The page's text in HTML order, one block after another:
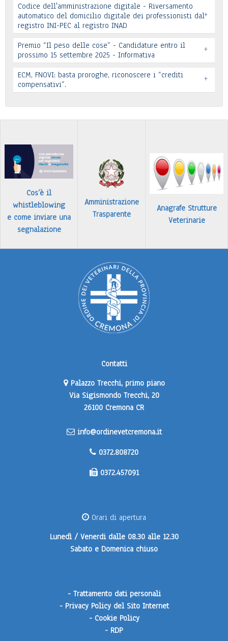
Leggi tutto
Codice dell'amministrazione digitale - Riversamento
automatico del domicilio digitale dei professionisti dal
registro INI-PEC al registro INAD
+
Leggi tutto
Premio “Il peso delle cose” - Candidature entro il
prossimo 15 settembre 2025 - Informativa
+
Premio “Il peso delle cose” - Candidature
ECM, FNOVI: basta proroghe, riconoscere i “crediti
compensativi”.
+
Cos’è il
whistleblowing
e come inviare una
segnalazione
Amministrazione
Trasparente
Anagrafe Strutture
Veterinarie
Contatti
Palazzo Trecchi, primo piano
Via Sigismondo Trecchi, 20
26100 Cremona CR
info@ordinevetcremona.it
0372.808720
0372.457091
Orari di apertura
Lunedì / Venerdidalle 08.30 alle 12.30
Sabato e Domenica chiuso
- Trattamento dati personali
- Privacy Policy del Sito Internet
- Cookie Policy
- RDP